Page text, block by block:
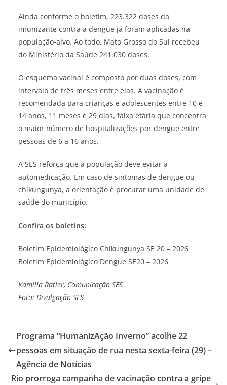
Ainda conforme o boletim, 223.322 doses do
imunizante contra a dengue já foram aplicadas na
população-alvo. Ao todo, Mato Grosso do Sul recebeu
do Ministério da Saúde 241.030 doses.
O esquema vacinal é composto por duas doses, com
intervalo de três meses entre elas. A vacinação é
recomendada para crianças e adolescentes entre 10 e
14 anos, 11 meses e 29 dias, faixa etária que concentra
o maior número de hospitalizações por dengue entre
pessoas de 6 a 16 anos.
A SES reforça que a população deve evitar a
automedicação. Em caso de sintomas de dengue ou
chikungunya, a orientação é procurar uma unidade de
saúde do município.
Confira os boletins:
Boletim Epidemiológico Chikungunya SE 20 – 2026
Boletim Epidemiológico Dengue SE20 – 2026
Kamilla Ratier, Comunicação SES
Foto: Divulgação SES
Programa “HumanizAção Inverno” acolhe 22
pessoas em situação de rua nesta sexta-feira (29) –
Agência de Notícias
Rio prorroga campanha de vacinação contra a gripe